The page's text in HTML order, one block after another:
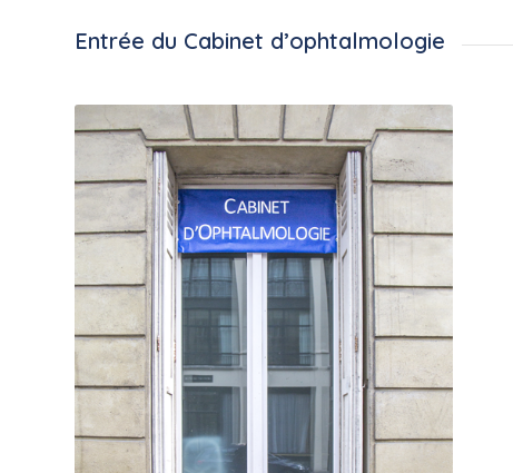
Entrée du Cabinet d’ophtalmologie
Entrée du Cabinet d’ophtalmologie